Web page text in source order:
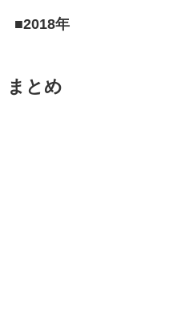
■2018年
まとめ